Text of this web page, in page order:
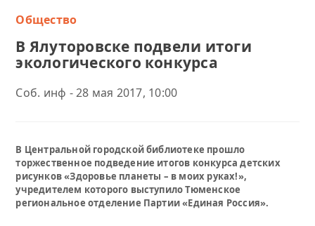
Общество
В Ялуторовске подвели итоги
экологического конкурса
Соб. инф - 28 мая 2017, 10:00
В Центральной городской библиотеке прошло
торжественное подведение итогов конкурса детских
рисунков «Здоровье планеты – в моих руках!»,
учредителем которого выступило Тюменское
региональное отделение Партии «Единая Россия».